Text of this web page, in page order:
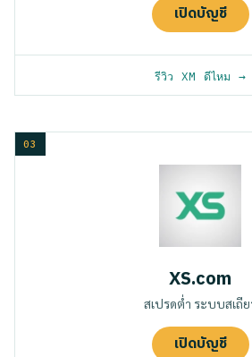
เปิดบัญชี
รีวิว XM ดีไหม
XS.com
สเปรดต่ำ ระบบสเถี
เปิดบัญชี